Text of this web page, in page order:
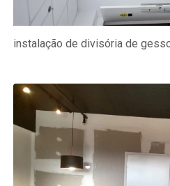
instalação de divisória de